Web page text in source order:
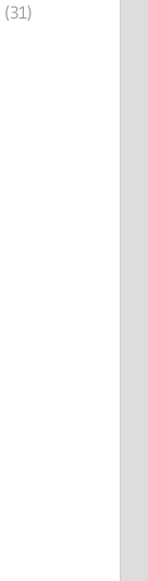
(31)